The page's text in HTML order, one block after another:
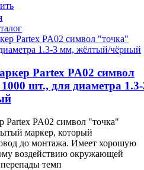
Partex PA02 символ
шт., для диаметра
Partex PA02 символ "точка"
маркер, который
до монтажа. Имеет хорошую
воздействию окружающей
темп